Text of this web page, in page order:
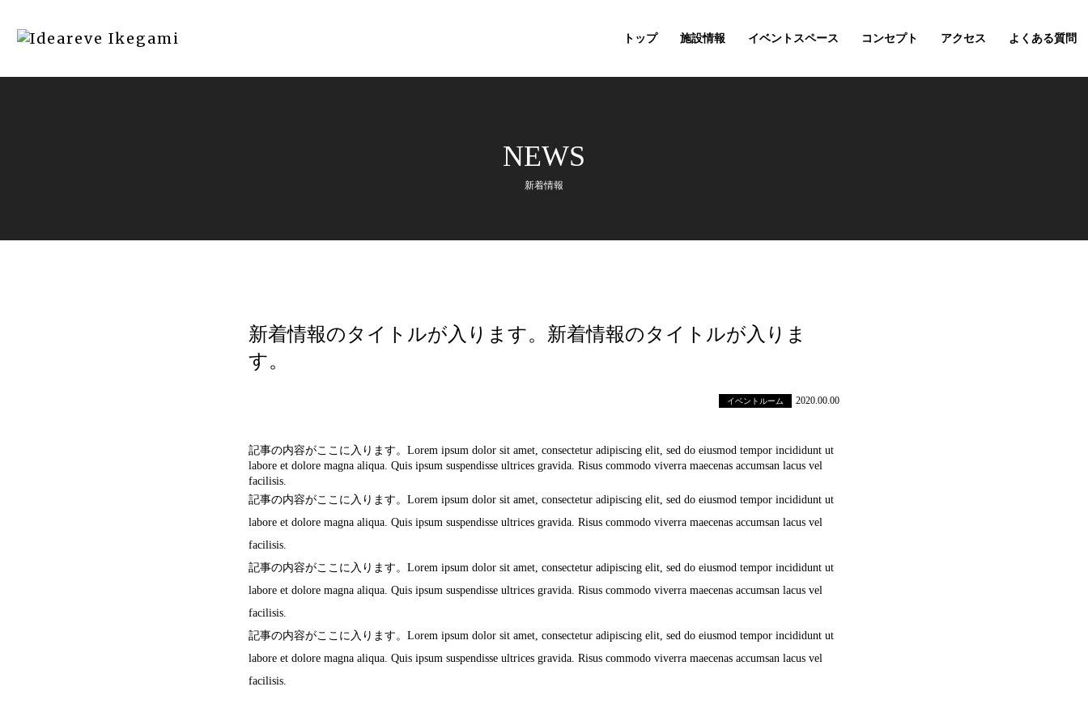
トップ 施設情報 イベントスペース コンセプト アクセス よくある質問
NEWS
新着情報
新着情報のタイトルが入ります。新着情報のタイトルが入りま
す。
イベントルーム 2020.00.00
記事の内容がここに入ります。Lorem ipsum dolor sit amet, consectetur adipiscing elit, sed do eiusmod tempor incididunt ut
labore et dolore magna aliqua. Quis ipsum suspendisse ultrices gravida. Risus commodo viverra maecenas accumsan lacus vel
facilisis.
記事の内容がここに入ります。Lorem ipsum dolor sit amet, consectetur adipiscing elit, sed do eiusmod tempor incididunt ut
labore et dolore magna aliqua. Quis ipsum suspendisse ultrices gravida. Risus commodo viverra maecenas accumsan lacus vel
facilisis.
記事の内容がここに入ります。Lorem ipsum dolor sit amet, consectetur adipiscing elit, sed do eiusmod tempor incididunt ut
labore et dolore magna aliqua. Quis ipsum suspendisse ultrices gravida. Risus commodo viverra maecenas accumsan lacus vel
facilisis.
記事の内容がここに入ります。Lorem ipsum dolor sit amet, consectetur adipiscing elit, sed do eiusmod tempor incididunt ut
labore et dolore magna aliqua. Quis ipsum suspendisse ultrices gravida. Risus commodo viverra maecenas accumsan lacus vel
facilisis.